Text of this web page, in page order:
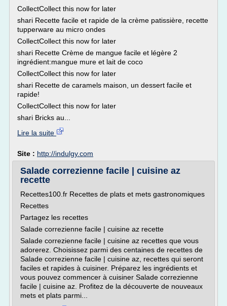
CollectCollect this now for later
shari Recette facile et rapide de la crème patissière, recette
tupperware au micro ondes
CollectCollect this now for later
shari Recette Crème de mangue facile et légère 2
ingrédient:mangue mure et lait de coco
CollectCollect this now for later
shari Recette de caramels maison, un dessert facile et
rapide!
CollectCollect this now for later
shari Bricks au...
Lire la suite
Site : http://indulgy.com
Salade correzienne facile | cuisine az
recette
Recettes100.fr Recettes de plats et mets gastronomiques
Recettes
Partagez les recettes
Salade correzienne facile | cuisine az recette
Salade correzienne facile | cuisine az recettes que vous
adorerez. Choisissez parmi des centaines de recettes de
Salade correzienne facile | cuisine az, recettes qui seront
faciles et rapides à cuisiner. Préparez les ingrédients et
vous pouvez commencer à cuisiner Salade correzienne
facile | cuisine az. Profitez de la découverte de nouveaux
mets et plats parmi...